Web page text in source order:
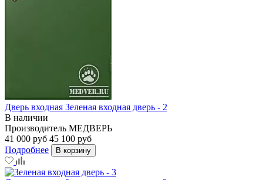
Дверь входная Зеленая входная дверь - 2
В наличии
Производитель МЕДВЕРЬ
41 000 руб 45 100 руб
Подробнее
В корзину